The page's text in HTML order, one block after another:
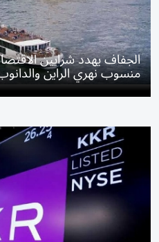
الجفاف يهدد شرايين
منسوب نهري الراين